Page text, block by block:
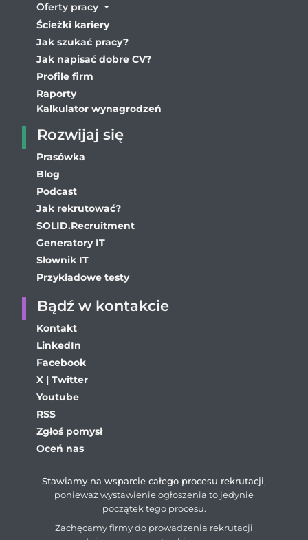
Oferty pracy
Ścieżki kariery
Jak szukać pracy?
Jak napisać dobre CV?
Profile firm
Raporty
Kalkulator wynagrodzeń
Rozwijaj się
Prasówka
Blog
Podcast
Jak rekrutować?
SOLID.Recruitment
Generatory IT
Słownik IT
Przykładowe testy
Bądź w kontakcie
Kontakt
LinkedIn
Facebook
X | Twitter
Youtube
RSS
Zgłoś pomysł
Oceń nas
Stawiamy na wsparcie całego procesu rekrutacji,
ponieważ wystawienie ogłoszenia to jedynie
początek tego procesu.
Zachęcamy firmy do prowadzenia rekrutacji